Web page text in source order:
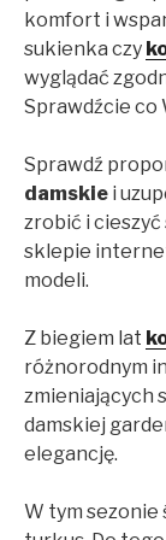
komfort i
sukienka czy
wyglądać
Sprawdźcie co
Sprawdź
damskie i
zrobić i
sklepie
modeli.
Z biegiem lat
różnorodnym
zmieniających
damskiej
elegancję.
W tym sezonie